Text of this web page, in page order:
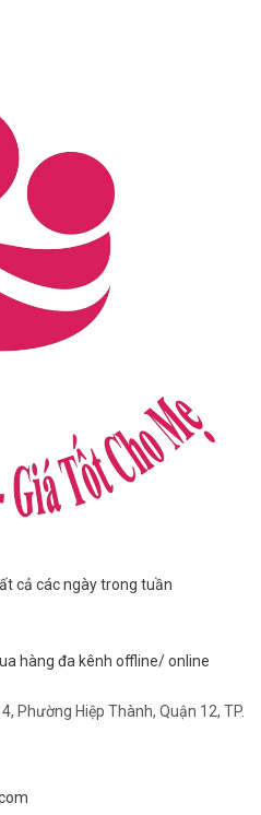
cả các ngày trong tuần
hàng đa kênh offline/ online
Phường Hiệp Thành, Quận 12, TP.